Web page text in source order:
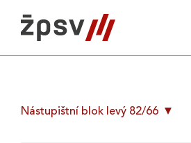
content
Nástupištní blok levý 82/66